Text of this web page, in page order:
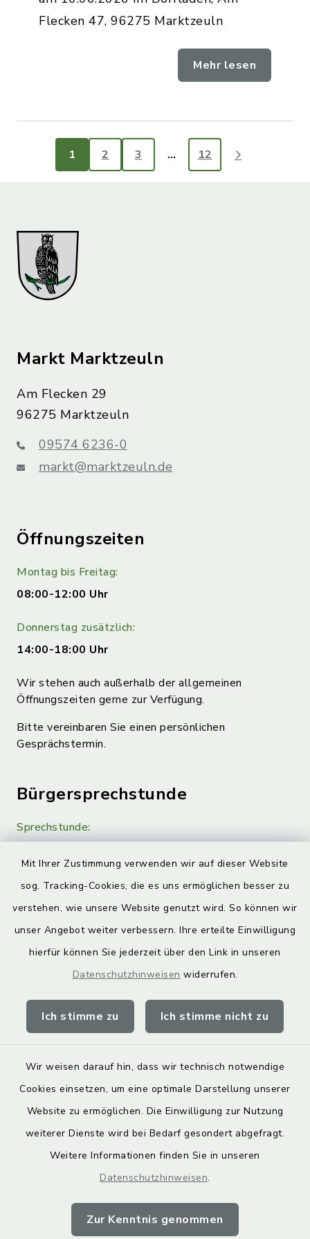
Mit Ihrer Zustimmung verwenden wir auf dieser Website
sog. Tracking-Cookies, die es uns ermöglichen besser zu
verstehen, wie unsere Website genutzt wird. So können wir
unser Angebot weiter verbessern. Ihre erteilte Einwilligung
hierfür können Sie jederzeit über den Link in unseren
Datenschutzhinweisen widerrufen.
Ich stimme zu Ich stimme nicht zu
Wir weisen darauf hin, dass wir technisch notwendige
Cookies einsetzen, um eine optimale Darstellung unserer
Website zu ermöglichen. Die Einwilligung zur Nutzung
weiterer Dienste wird bei Bedarf gesondert abgefragt.
Weitere Informationen finden Sie in unseren
Datenschutzhinweisen.
Zur Kenntnis genommen
Flecken 47, 96275 Marktzeuln
Mehr lesen
1 2 3 … 12
Markt Marktzeuln
Am Flecken 29
96275 Marktzeuln
09574 6236-0
markt@marktzeuln.de
Öffnungszeiten
Montag bis Freitag:
08:00-12:00 Uhr
Donnerstag zusätzlich:
14:00-18:00 Uhr
Wir stehen auch außerhalb der allgemeinen
Öffnungszeiten gerne zur Verfügung.
Bitte vereinbaren Sie einen persönlichen
Gesprächstermin.
Bürgersprechstunde
Sprechstunde:
Quicklinks
Landkreis Lichtenfels
geoPortal Lichtenfels
Barrierefreiheit
Impressum